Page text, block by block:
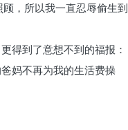
，所以我一直忍辱偷生到
得到了意想不到的福报：
妈不再为我的生活费操